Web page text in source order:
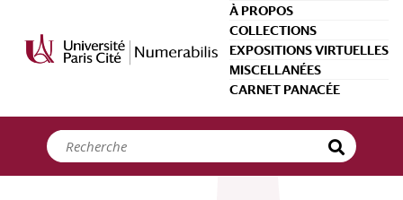
À PROPOS
COLLECTIONS
EXPOSITIONS VIRTUELLES
MISCELLANÉES
CARNET PANACÉE